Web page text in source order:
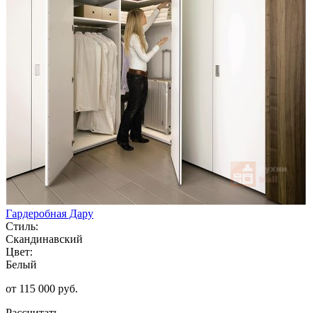
Гардеробная Дару
Стиль:
Скандинавский
Цвет:
Белый
от 115 000 руб.